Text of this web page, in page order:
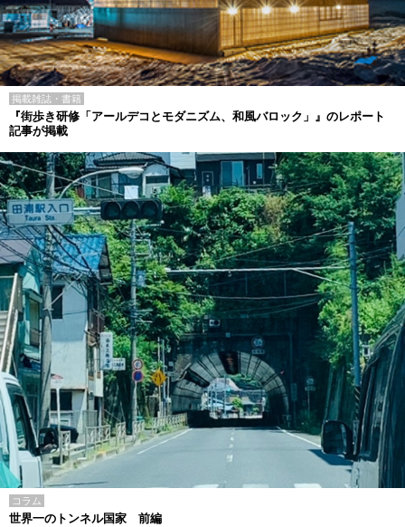
掲載雑誌・書籍
『街歩き研修「アールデコとモダニズム、和風バロック」』のレポート
記事が掲載
コラム
世界一のトンネル国家 前編